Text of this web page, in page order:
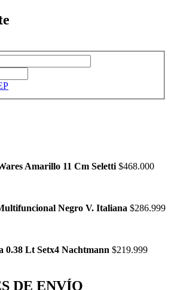
Amarillo 11 Cm Seletti $468.000
Negro V. Italiana $286.999
0.38 Lt Setx4 Nachtmann $219.999
DE ENVÍO